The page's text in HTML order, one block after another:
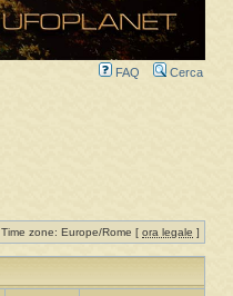
FAQ Cerca
Time zone: Europe/Rome [ ora legale ]